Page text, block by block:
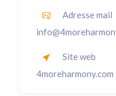
Adresse mail
Site web
4moreharmony.com